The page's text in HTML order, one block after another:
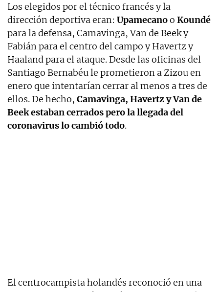
Los elegidos por el técnico francés y la
dirección deportiva eran: Upamecanoo Koundé
para la defensa, Camavinga, Van de Beek y
Fabián para el centro del campo y Havertz y
Haaland para el ataque. Desde las oficinas del
Santiago Bernabéu le prometieron a Zizou en
enero que intentarían cerrar al menos a tres de
ellos. De hecho, Camavinga, Havertz y Van de
Beek estaban cerrados pero la llegada del
coronavirus lo cambió todo.
El centrocampista holandés reconoció en una